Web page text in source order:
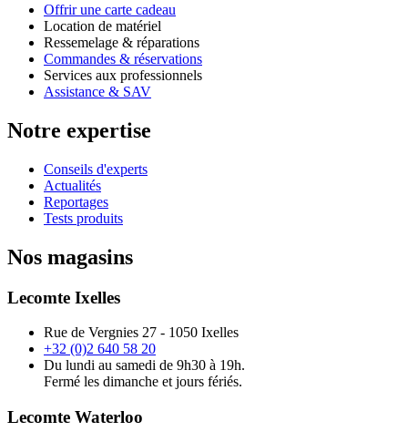
Offrir une carte cadeau
Location de matériel
Ressemelage & réparations
Commandes & réservations
Services aux professionnels
Assistance & SAV
Notre expertise
Conseils d'experts
Actualités
Reportages
Tests produits
Nos magasins
Lecomte Ixelles
Rue de Vergnies 27 - 1050 Ixelles
+32 (0)2 640 58 20
Du lundi au samedi de 9h30 à 19h.
Fermé les dimanche et jours fériés.
Lecomte Waterloo